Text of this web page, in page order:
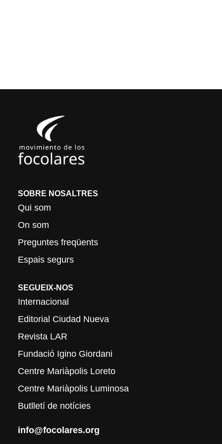
SOBRE NOSALTRES
Qui som
On som
Preguntes freqüents
Espais segurs
SEGUEIX-NOS
Internacional
Editorial Ciudad Nueva
Revista LAR
Fundació Igino Giordani
Centre Mariàpolis Loreto
Centre Mariàpolis Luminosa
Butlletí de notícies
info@focolares.org